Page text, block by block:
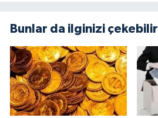
Bunlar da ilginizi çekebilir